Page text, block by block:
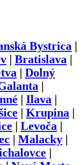
Bystrica |
| Bratislava |
| Dolný
|
| Ilava |
| Krupina |
| Levoča |
| Malacky |
|